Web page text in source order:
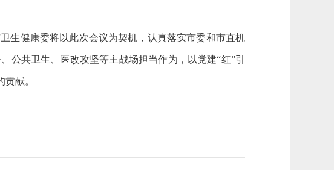
健康委将以此次会议为契机，认真落实市委和市直机
共卫生、医改攻坚等主战场担当作为，以党建“红”引
献。